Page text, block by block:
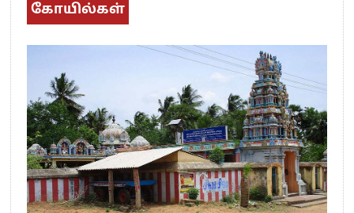
கோயில்கள்